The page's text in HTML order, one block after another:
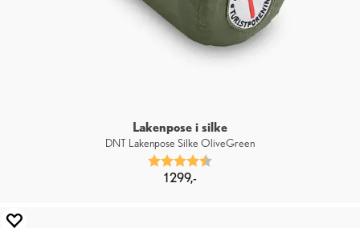
Lakenpose i silke
DNT Lakenpose Silke OliveGreen
Karakter:
1 299,-